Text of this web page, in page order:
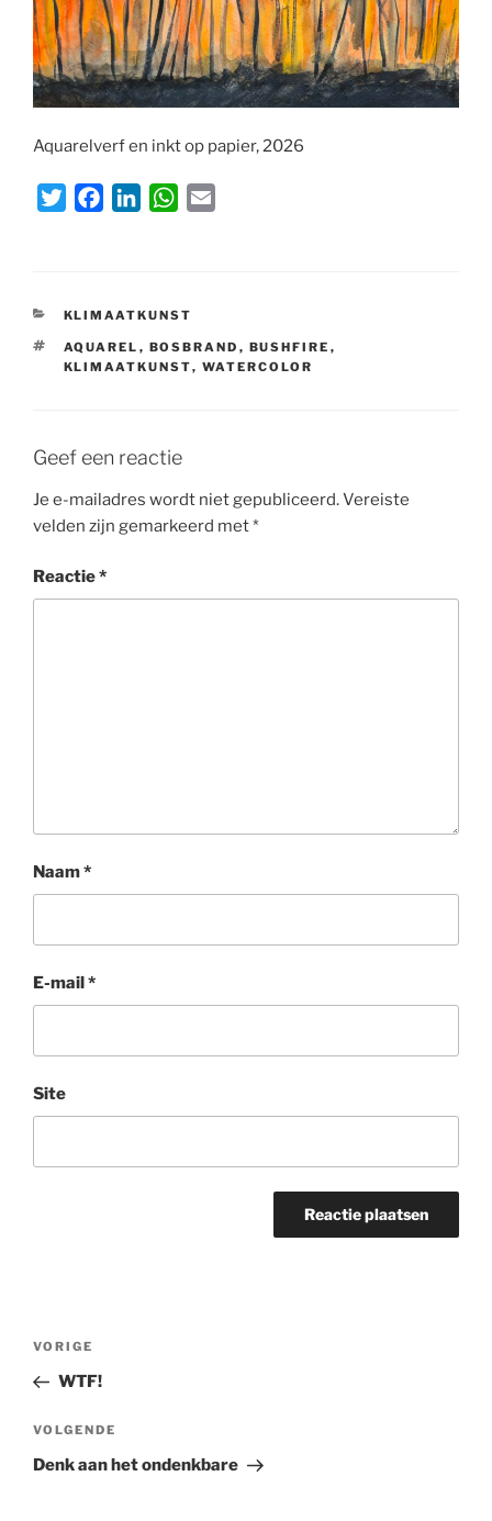
Aquarelverf en inkt op papier, 2026
t
e
r
b
o
o
e
d
I
W
s
A
p
CATEGORIEËN
KLIMAATKUNST
TAGS
AQUAREL , BOSBRAND , BUSHFIRE ,
KLIMAATKUNST, WATERCOLOR
Geef een reactie
Je e-mailadres wordt niet gepubliceerd.Vereiste
velden zijn gemarkeerd met*
Reactie*
Naam*
E-mail *
Site
Bericht
Vorig
bericht
VORIGE
WTF!
Volgend
bericht
VOLGENDE
Denk aan het ondenkbare